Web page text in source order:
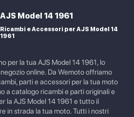
AJS Model 14 1961
Ricambi e Accessori per AJS Model 14
1961
per la tua AJS Model 14 1961, lo
online. Da Wemoto offriamo
parti e accessori per la tua moto
a catalogo ricambi e parti originali e
la AJS Model 14 1961 e tutto il
in strada la tua moto. Tutti i nostri